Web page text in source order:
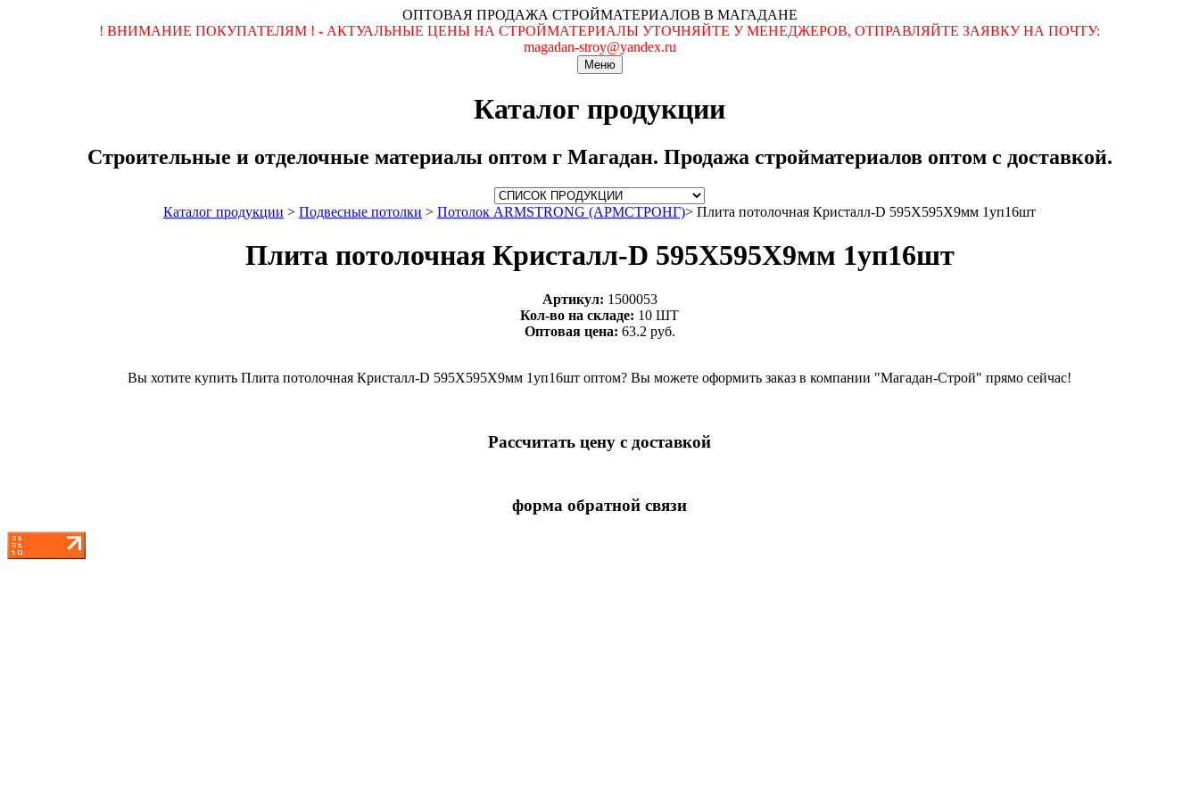
ОПТОВАЯ ПРОДАЖА СТРОЙМАТЕРИАЛОВ В МАГАДАНЕ
! ВНИМАНИЕ ПОКУПАТЕЛЯМ ! - АКТУАЛЬНЫЕ ЦЕНЫ НА СТРОЙМАТЕРИАЛЫ УТОЧНЯЙТЕ У МЕНЕДЖЕРОВ, ОТПРАВЛЯЙТЕ ЗАЯВКУ НА ПОЧТУ:
magadan-stroy@yandex.ru
Меню
Каталог продукции
Строительные и отделочные материалы оптом г Магадан. Продажа стройматериалов оптом с доставкой.
Каталог продукции > Подвесные потолки > Потолок ARMSTRONG (АРМСТРОНГ)> Плита потолочная Кристалл-D 595Х595Х9мм 1уп16шт
Плита потолочная Кристалл-D 595Х595Х9мм 1уп16шт
Артикул: 1500053
Кол-во на складе: 10 ШТ
Оптовая цена: 63.2 руб.
Вы хотите купить Плита потолочная Кристалл-D 595Х595Х9мм 1уп16шт оптом? Вы можете оформить заказ в компании "Магадан-Строй" прямо сейчас!
Рассчитать цену с доставкой
форма обратной связи